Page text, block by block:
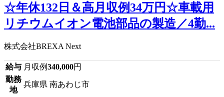
☆年休132日＆高月収例34万円☆車載用
リチウムイオン電池部品の製造／4勤...
株式会社BREXA Next
給与 月収例340,000円
勤務
地
兵庫県 南あわじ市